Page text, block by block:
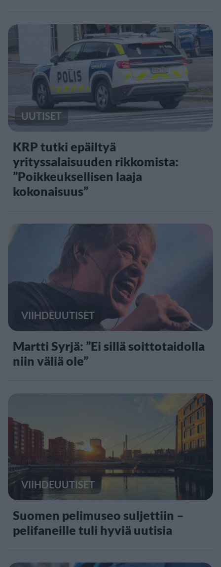
UUTISET
KRP tutki epäiltyä
yrityssalaisuuden rikkomista:
”Poikkeuksellisen laaja
kokonaisuus”
VIIHDEUUTISET
Martti Syrjä: ”Ei sillä soittotaidolla
niin väliä ole”
VIIHDEUUTISET
Suomen pelimuseo suljettiin –
pelifaneille tuli hyviä uutisia